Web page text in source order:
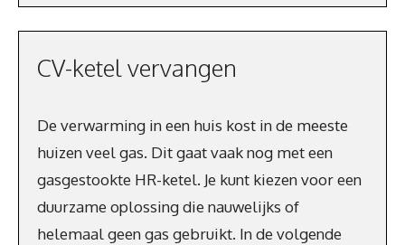
CV-ketel vervangen
De verwarming in een huis kost in de meeste
huizen veel gas. Dit gaat vaak nog met een
gasgestookte HR-ketel. Je kunt kiezen voor een
duurzame oplossing die nauwelijks of
helemaal geen gas gebruikt. In de volgende